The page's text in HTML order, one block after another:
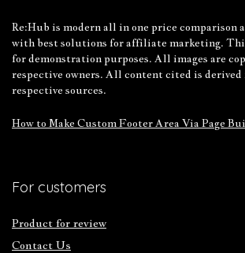
Re:Hub is modern all in one price comparison
with best solutions for affiliate marketing.
for demonstration purposes. All images are
respective owners. All content cited is
respective sources.
How to Make Custom Footer Area Via Page
For customers
Product for review
Contact Us